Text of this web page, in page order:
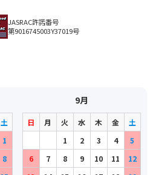
JASRAC許諾番号
第9016745003Y37019号
土
1
8
9月
日 月 火 水 木 金
土
1
2 3 4
5
6
7 8 9 10 11
12